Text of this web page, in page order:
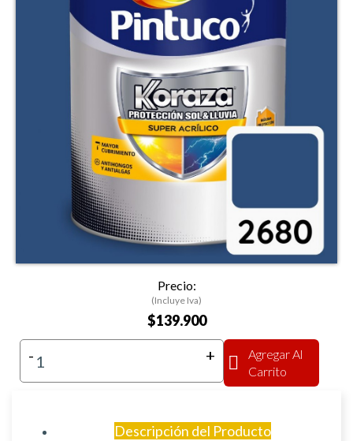
Precio:
(Incluye Iva)
$139.900
- +
Agregar Al
Carrito
Descripción del Producto